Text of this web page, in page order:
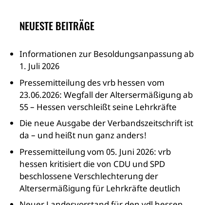
NEUESTE BEITRÄGE
Informationen zur Besoldungsanpassung ab
1. Juli 2026
Pressemitteilung des vrb hessen vom
23.06.2026: Wegfall der Altersermäßigung ab
55 – Hessen verschleißt seine Lehrkräfte
Die neue Ausgabe der Verbandszeitschrift ist
da – und heißt nun ganz anders!
Pressemitteilung vom 05. Juni 2026: vrb
hessen kritisiert die von CDU und SPD
beschlossene Verschlechterung der
Altersermäßigung für Lehrkräfte deutlich